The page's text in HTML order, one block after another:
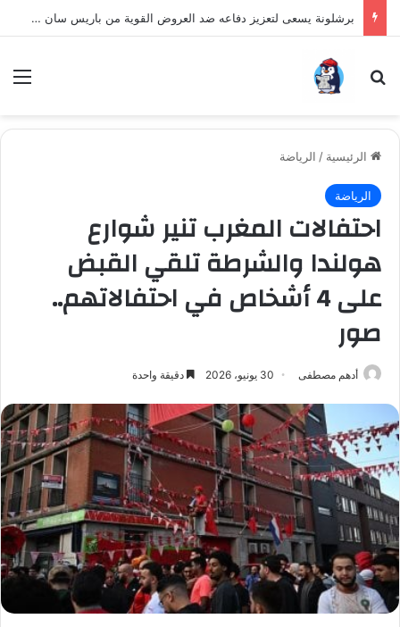
برشلونة يسعى لتعزيز دفاعه ضد العروض القوية من باريس سان جيرمان لنجم الأرجنتين
بحث عن
الرئيسية / الرياضة
الرياضة
احتفالات المغرب تنير شوارع
هولندا والشرطة تلقي القبض
على 4 أشخاص في احتفالاتهم..
صور
أدهم مصطفى 30 يونيو، 2026 دقيقة واحدة